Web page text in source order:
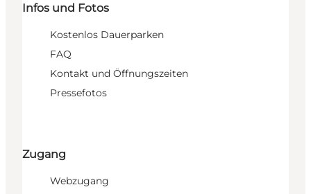
Infos und Fotos
Kostenlos Dauerparken
FAQ
Kontakt und Öffnungszeiten
Pressefotos
Zugang
Webzugang